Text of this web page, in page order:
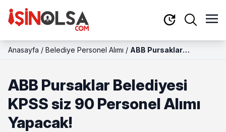
Anasayfa / Belediye Personel Alımı / ABB Pursaklar
ABB Pursaklar Belediyesi
KPSS siz 90 Personel Alımı
Yapacak!